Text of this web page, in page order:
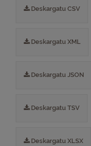
Deskargatu CSV
Deskargatu XML
Deskargatu JSON
Deskargatu TSV
Deskargatu XLSX